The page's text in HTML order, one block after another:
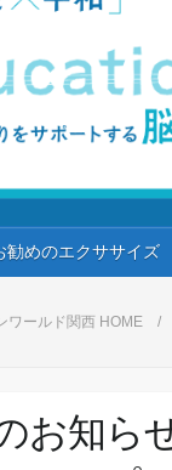
勧めのエクササイズ
ワールド関西 HOME
お知ら